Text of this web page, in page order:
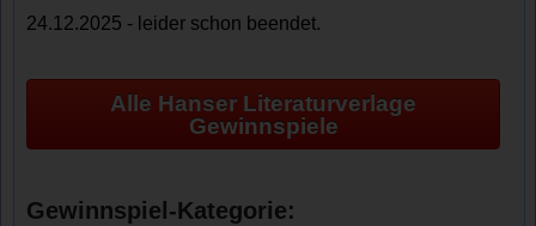
24.12.2025 - leider schon beendet.
Alle Hanser Literaturverlage
Gewinnspiele
Gewinnspiel-Kategorie: